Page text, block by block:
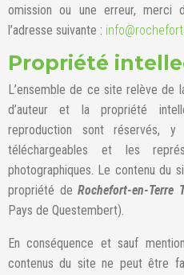
omission ou une erreur,
l’adresse suivante :
Propriété
L’ensemble de ce site relève de
d’auteur et la propriété
reproduction sont réservés,
téléchargeables et les
photographiques. Le contenu du
propriété deRochefort-en-Terre
Pays de Questembert).
En conséquence et sauf
contenus du site ne peut être